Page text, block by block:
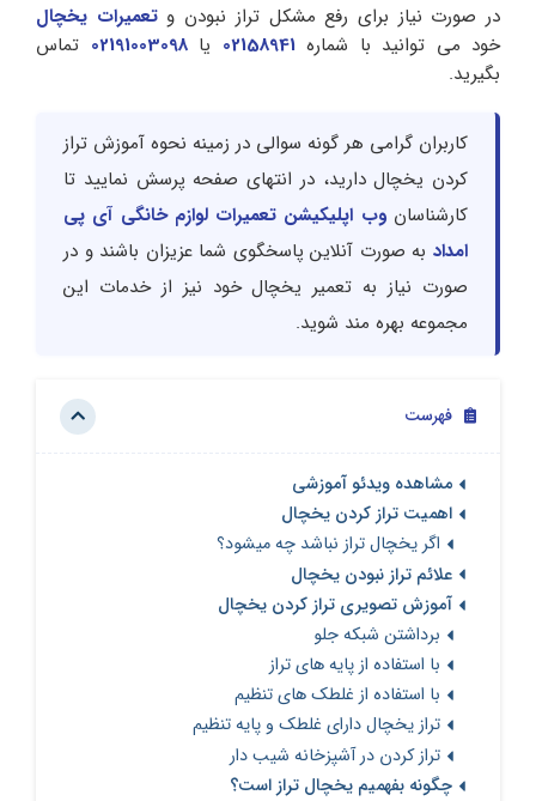
در صورت نیاز برای رفع مشکل تراز نبودن وتعمیرات یخچال
خود می توانید با شماره 02158941 یا02191003098 تماس
بگیرید.
کاربران گرامی هر گونه سوالی در زمینه نحوه آموزش تراز
کردن یخچال دارید، در انتهای صفحه پرسش نمایید تا
کارشناسانوب اپلیکیشن تعمیرات لوازم خانگی آی پی
امداد به صورت آنلاین پاسخگوی شما عزیزان باشند و در
صورت نیاز به تعمیر یخچال خود نیز از خدمات این
مجموعه بهره مند شوید.
فهرست
مشاهده ویدئو آموزشی
اهمیت تراز کردن یخچال
اگر یخچال تراز نباشد چه میشود؟
علائم تراز نبودن یخچال
آموزش تصویری تراز کردن یخچال
برداشتن شبکه جلو
با استفاده از پایه های تراز
با استفاده از غلطک های تنظیم
تراز یخچال دارای غلطک و پایه تنظیم
تراز کردن در آشپزخانه شیب دار
چگونه بفهمیم یخچال تراز است؟